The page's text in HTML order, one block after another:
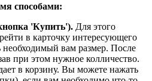
способами:
'Купить'). Для этого
в карточку интересующего
необходимый вам размер. После
при этом нужное колличество.
в корзину. Вы можете нажать